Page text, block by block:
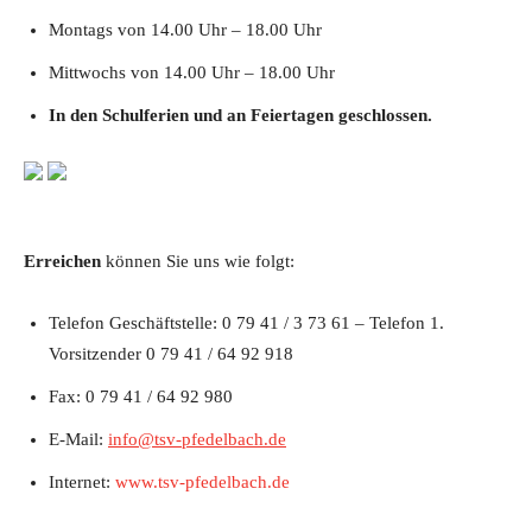
Montags von 14.00 Uhr – 18.00 Uhr
Mittwochs von 14.00 Uhr – 18.00 Uhr
In den Schulferien und an Feiertagen geschlossen.
Erreichen können Sie uns wie folgt:
Telefon Geschäftstelle: 0 79 41 / 3 73 61 – Telefon 1.
Vorsitzender 0 79 41 / 64 92 918
Fax: 0 79 41 / 64 92 980
E-Mail: info@tsv-pfedelbach.de
Internet: www.tsv-pfedelbach.de